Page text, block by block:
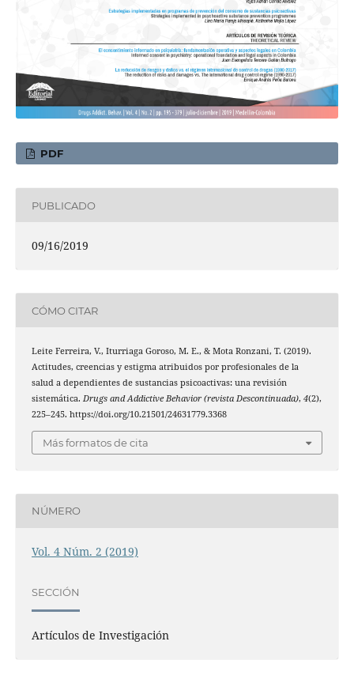
PDF
PUBLICADO
09/16/2019
CÓMO CITAR
Leite Ferreira, V., Iturriaga Goroso, M. E., & Mota Ronzani, T. (2019).
Actitudes, creencias y estigma atribuidos por profesionales de la
salud a dependientes de sustancias psicoactivas: una revisión
sistemática. Drugs and Addictive Behavior (revista Descontinuada), 4(2),
225–245. https://doi.org/10.21501/24631779.3368
Más formatos de cita
NÚMERO
Vol. 4 Núm. 2 (2019)
SECCIÓN
Artículos de Investigación